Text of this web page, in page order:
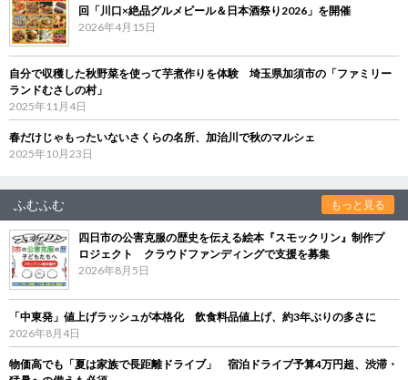
回「川口×絶品グルメビール＆日本酒祭り2026」を開催
2026年4月15日
自分で収穫した秋野菜を使って芋煮作りを体験 埼玉県加須市の「ファミリー
ランドむさしの村」
2025年11月4日
春だけじゃもったいないさくらの名所、加治川で秋のマルシェ
2025年10月23日
ふむふむ もっと見る
四日市の公害克服の歴史を伝える絵本『スモックリン』制作プ
ロジェクト クラウドファンディングで支援を募集
2026年8月5日
「中東発」値上げラッシュが本格化 飲食料品値上げ、約3年ぶりの多さに
2026年8月4日
物価高でも「夏は家族で長距離ドライブ」 宿泊ドライブ予算4万円超、渋滞・